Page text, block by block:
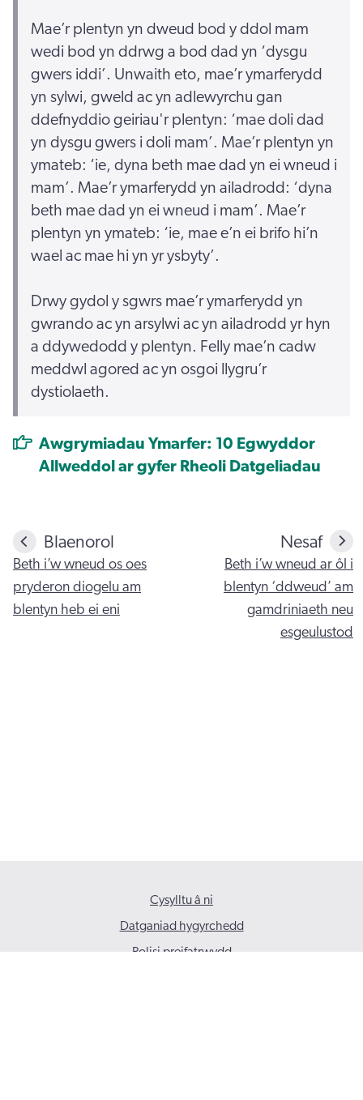
Mae’r plentyn yn dweud bod y ddol mam
wedi bod yn ddrwg a bod dad yn ‘dysgu
gwers iddi’. Unwaith eto, mae’r ymarferydd
yn sylwi, gweld ac yn adlewyrchu gan
ddefnyddio geiriau'r plentyn: ‘mae doli dad
yn dysgu gwers i doli mam’. Mae’r plentyn yn
ymateb: ‘ie, dyna beth mae dad yn ei wneud i
mam’. Mae’r ymarferydd yn ailadrodd: ‘dyna
beth mae dad yn ei wneud i mam’. Mae’r
plentyn yn ymateb: ‘ie, mae e’n ei brifo hi’n
wael ac mae hi yn yr ysbyty’.
Drwy gydol y sgwrs mae’r ymarferydd yn
gwrando ac yn arsylwi ac yn ailadrodd yr hyn
a ddywedodd y plentyn. Felly mae’n cadw
meddwl agored ac yn osgoi llygru’r
dystiolaeth.
Awgrymiadau Ymarfer: 10 Egwyddor
Allweddol ar gyfer Rheoli Datgeliadau
Blaenorol
Beth i’w wneud os oes
pryderon diogelu am
blentyn heb ei eni
Nesaf
Beth i’w wneud ar ôl i
blentyn ‘ddweud’ am
gamdriniaeth neu
esgeulustod
Cysylltu â ni
Datganiad hygyrchedd
Polisi preifatrwydd